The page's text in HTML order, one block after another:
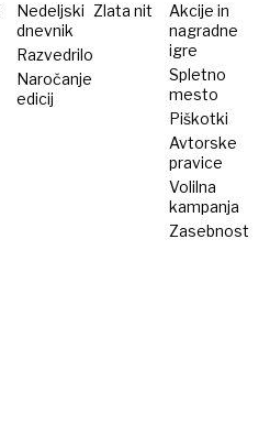
Nedeljski
dnevnik
Razvedrilo
Naročanje
edicij
Zlata nit
Akcije in
nagradne
igre
Spletno
mesto
Piškotki
Avtorske
pravice
Volilna
kampanja
Zasebnost